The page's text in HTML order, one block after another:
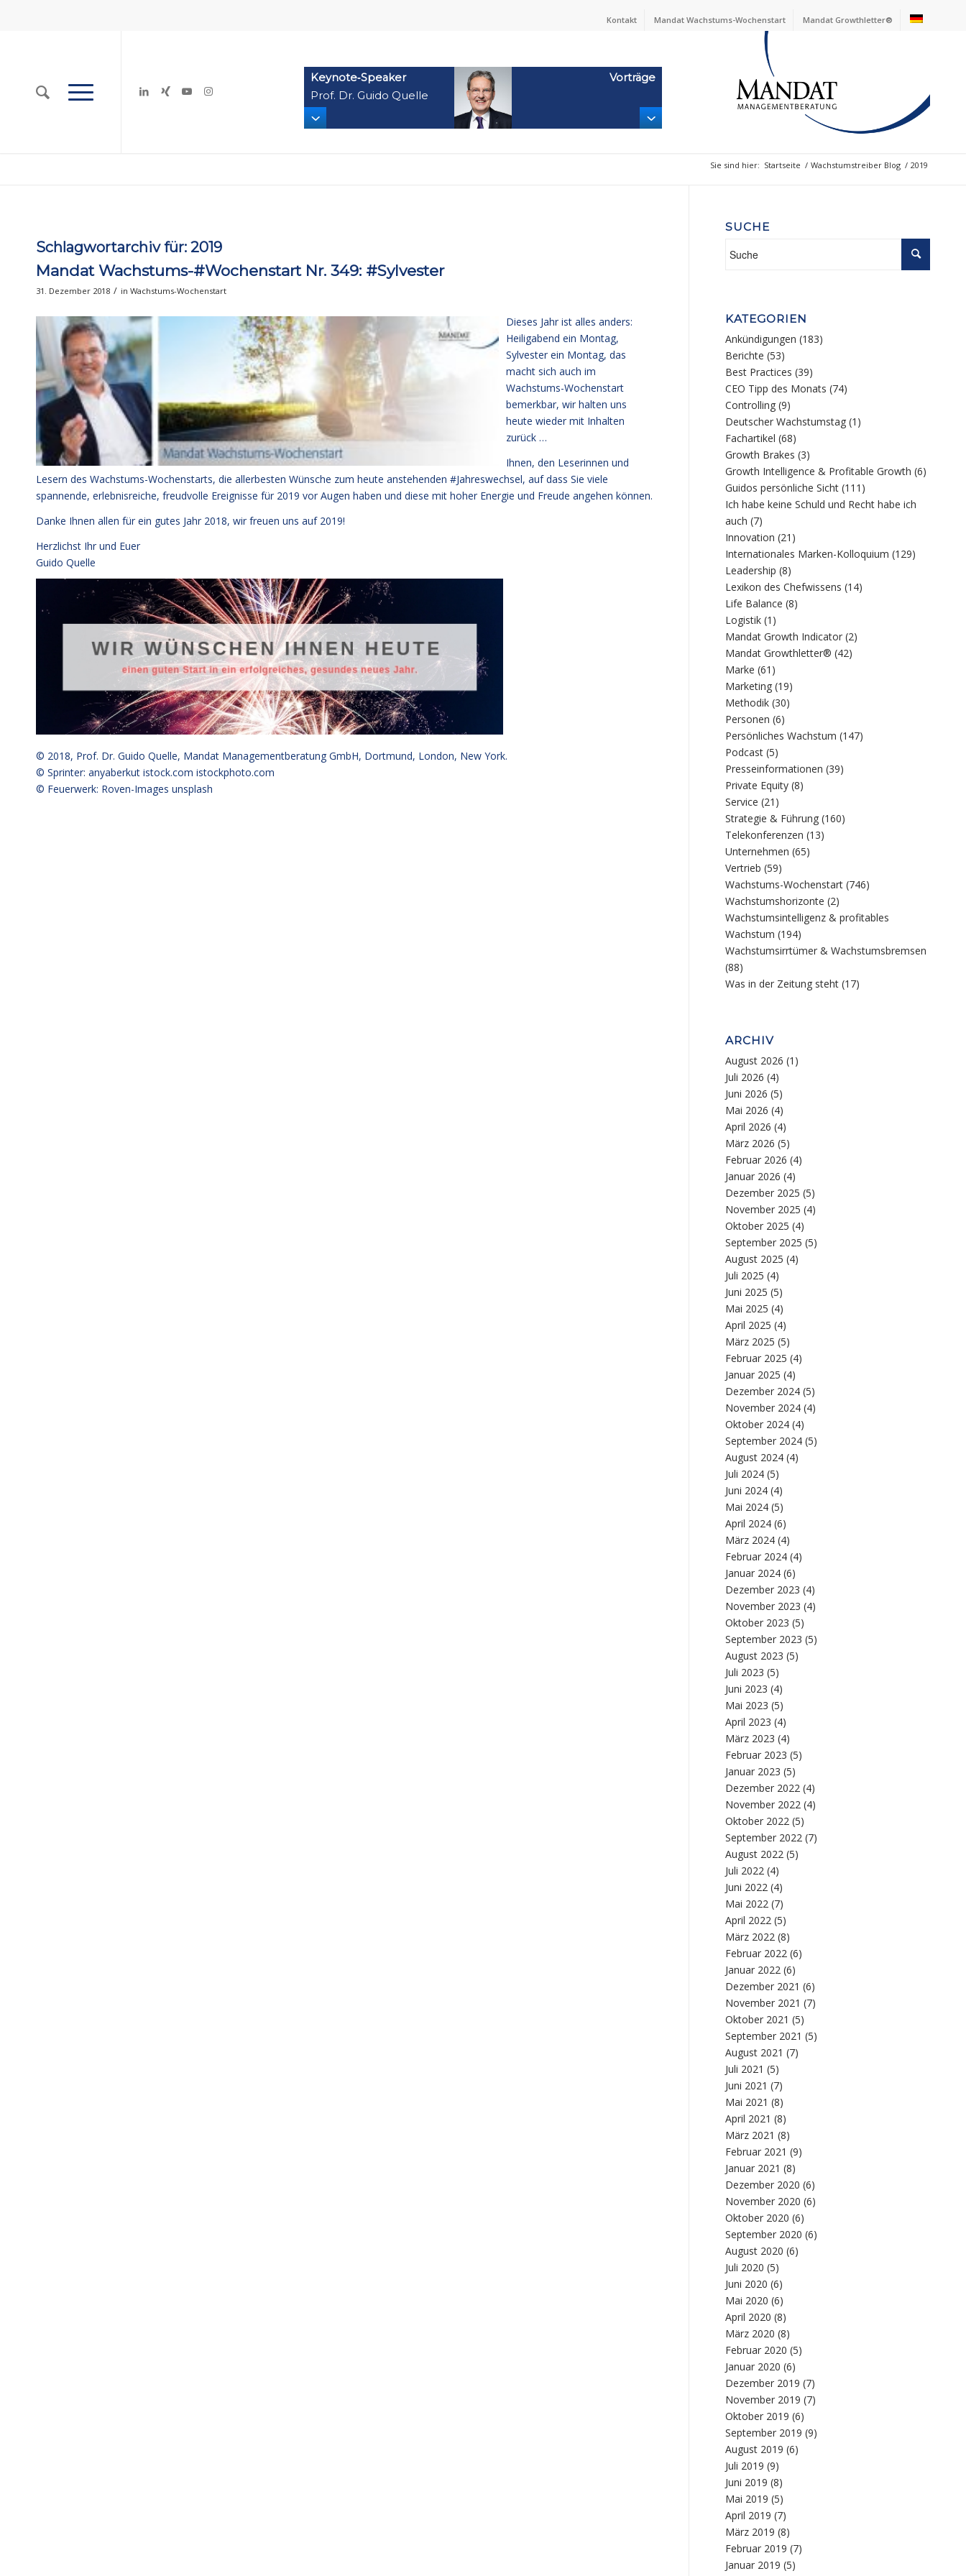
Kontakt Mandat Wachstums-Wochenstart Mandat Growthletter®
Keynote‑Speaker
Prof. Dr. Guido Quelle
Vorträge
Sie sind hier: Startseite / Wachstumstreiber Blog / 2019
Schlagwortarchiv für: 2019
Mandat Wachstums-#Wochenstart Nr. 349: #Sylvester
31. Dezember 2018 / in Wachstums-Wochenstart
Dieses Jahr ist alles anders:
Heiligabend ein Montag,
Sylvester ein Montag, das
macht sich auch im
Wachstums-Wochenstart
bemerkbar, wir halten uns
heute wieder mit Inhalten
zurück …
Ihnen, den Leserinnen und
Lesern des Wachstums-Wochenstarts, die allerbesten Wünsche zum heute anstehenden #Jahreswechsel, auf dass Sie viele
spannende, erlebnisreiche, freudvolle Ereignisse für 2019 vor Augen haben und diese mit hoher Energie und Freude angehen können.
Danke Ihnen allen für ein gutes Jahr 2018, wir freuen uns auf 2019!
Herzlichst Ihr und Euer
Guido Quelle
© 2018, Prof. Dr. Guido Quelle, Mandat Managementberatung GmbH, Dortmund, London, New York.
© Sprinter: anyaberkut istock.com istockphoto.com
© Feuerwerk: Roven-Images unsplash
SUCHE
KATEGORIEN
Ankündigungen (183)
Berichte (53)
Best Practices (39)
CEO Tipp des Monats (74)
Controlling (9)
Deutscher Wachstumstag (1)
Fachartikel (68)
Growth Brakes (3)
Growth Intelligence & Profitable Growth (6)
Guidos persönliche Sicht (111)
Ich habe keine Schuld und Recht habe ich
auch (7)
Innovation (21)
Internationales Marken-Kolloquium (129)
Leadership (8)
Lexikon des Chefwissens (14)
Life Balance (8)
Logistik (1)
Mandat Growth Indicator (2)
Mandat Growthletter® (42)
Marke (61)
Marketing (19)
Methodik (30)
Personen (6)
Persönliches Wachstum (147)
Podcast (5)
Presseinformationen (39)
Private Equity (8)
Service (21)
Strategie & Führung (160)
Telekonferenzen (13)
Unternehmen (65)
Vertrieb (59)
Wachstums-Wochenstart (746)
Wachstumshorizonte (2)
Wachstumsintelligenz & profitables
Wachstum (194)
Wachstumsirrtümer & Wachstumsbremsen
(88)
Was in der Zeitung steht (17)
ARCHIV
August 2026 (1)
Juli 2026 (4)
Juni 2026 (5)
Mai 2026 (4)
April 2026 (4)
März 2026 (5)
Februar 2026 (4)
Januar 2026 (4)
Dezember 2025 (5)
November 2025 (4)
Oktober 2025 (4)
September 2025 (5)
August 2025 (4)
Juli 2025 (4)
Juni 2025 (5)
Mai 2025 (4)
April 2025 (4)
März 2025 (5)
Februar 2025 (4)
Januar 2025 (4)
Dezember 2024 (5)
November 2024 (4)
Oktober 2024 (4)
September 2024 (5)
August 2024 (4)
Juli 2024 (5)
Juni 2024 (4)
Mai 2024 (5)
April 2024 (6)
März 2024 (4)
Februar 2024 (4)
Januar 2024 (6)
Dezember 2023 (4)
November 2023 (4)
Oktober 2023 (5)
September 2023 (5)
August 2023 (5)
Juli 2023 (5)
Juni 2023 (4)
Mai 2023 (5)
April 2023 (4)
März 2023 (4)
Februar 2023 (5)
Januar 2023 (5)
Dezember 2022 (4)
November 2022 (4)
Oktober 2022 (5)
September 2022 (7)
August 2022 (5)
Juli 2022 (4)
Juni 2022 (4)
Mai 2022 (7)
April 2022 (5)
März 2022 (8)
Februar 2022 (6)
Januar 2022 (6)
Dezember 2021 (6)
November 2021 (7)
Oktober 2021 (5)
September 2021 (5)
August 2021 (7)
Juli 2021 (5)
Juni 2021 (7)
Mai 2021 (8)
April 2021 (8)
März 2021 (8)
Februar 2021 (9)
Januar 2021 (8)
Dezember 2020 (6)
November 2020 (6)
Oktober 2020 (6)
September 2020 (6)
August 2020 (6)
Juli 2020 (5)
Juni 2020 (6)
Mai 2020 (6)
April 2020 (8)
März 2020 (8)
Februar 2020 (5)
Januar 2020 (6)
Dezember 2019 (7)
November 2019 (7)
Oktober 2019 (6)
September 2019 (9)
August 2019 (6)
Juli 2019 (9)
Juni 2019 (8)
Mai 2019 (5)
April 2019 (7)
März 2019 (8)
Februar 2019 (7)
Januar 2019 (5)